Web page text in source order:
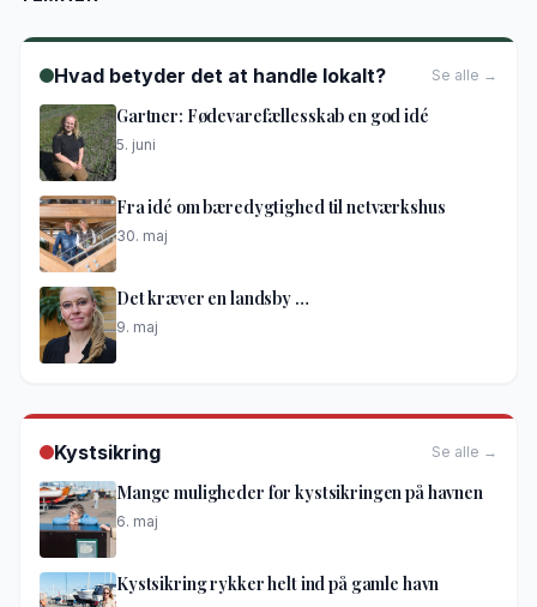
Hvad betyder det at handle lokalt? Se alle →
Gartner: Fødevarefællesskab en god idé
5. juni
Fra idé om bæredygtighed til netværkshus
30. maj
Det kræver en landsby …
9. maj
Kystsikring Se alle →
Mange muligheder for kystsikringen på havnen
6. maj
Kystsikring rykker helt ind på gamle havn